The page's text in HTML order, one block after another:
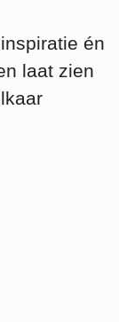
én
laat zien